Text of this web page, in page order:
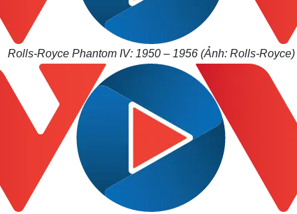
Rolls-Royce Phantom IV: 1950 – 1956 (Ảnh: Rolls-Royce)